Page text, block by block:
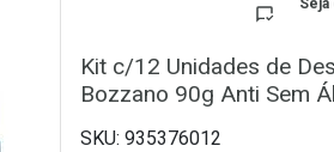
Kit c/12 Unidades de
Bozzano 90g Anti Sem
935376012